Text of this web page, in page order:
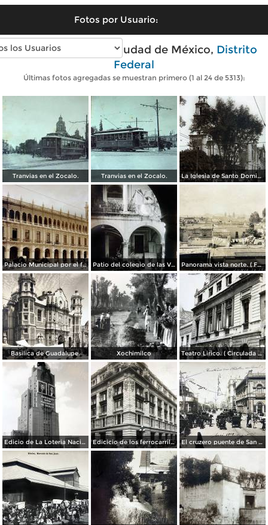
Fotos por Usuario:
Fotos antiguas de Ciudad de México, Distrito
Federal
Últimas fotos agregadas se muestran primero (1 al 24 de 5313):
Tranvias en el Zocalo. Tranvias en el Zocalo. La Iglesia de Santo Domingo.
Palacio Municipal por el fotografo Hugo Brehme.. Patio del colegio de las Vizcainas por el fotografo Hugo Brehme. Panorama vista norte. ( Fechada el 20 de Junio de 1905 ).
Basilica de Guadalupe. Xochimilco Teatro Lirico. ( Circulada el 1 de Agosto de 1926 ).
Edicio de La Loteria Nacional Ciudad de México Abril de 1964 Edicicio de los ferrocarriles. El cruzero puente de San Francisco y Guardiola por el fotografo Felix Miret.